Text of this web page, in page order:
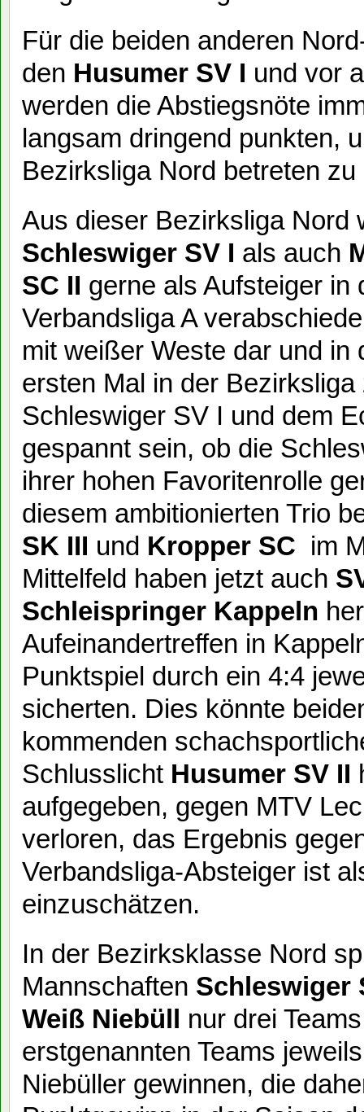
Für die beiden anderen
den Husumer SV I und vor
werden die Abstiegsnöte
langsam dringend punkten,
Bezirksliga Nord betreten
Aus dieser Bezirksliga Nord
Schleswiger SV I als auch
SC II gerne als Aufsteiger in
Verbandsliga A
mit weißer Weste dar und
ersten Mal in der
Schleswiger SV I und dem
gespannt sein, ob die
ihrer hohen Favoritenrolle
diesem ambitionierten Trio
SK III und Kropper SC im
Mittelfeld haben jetzt auch
Schleispringer Kappeln
Aufeinandertreffen in
Punktspiel durch ein 4:4
sicherten. Dies könnte
kommenden
Schlusslicht Husumer SV II
aufgegeben, gegen MTV
verloren, das Ergebnis
Verbandsliga-Absteiger ist
einzuschätzen.
In der Bezirksklasse Nord
Mannschaften Schleswiger
Weiß Niebüll nur drei
erstgenannten Teams
Niebüller gewinnen, die